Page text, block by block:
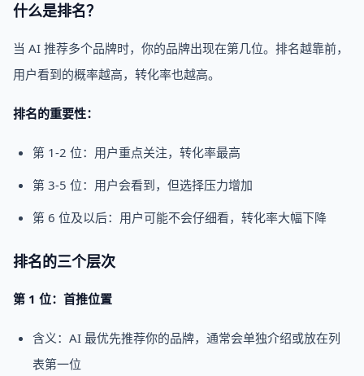
什么是排名？
当 AI 推荐多个品牌时，你的品牌出现在第几位。排名越靠前，
用户看到的概率越高，转化率也越高。
排名的重要性：
第 1-2 位：用户重点关注，转化率最高
第 3-5 位：用户会看到，但选择压力增加
第 6 位及以后：用户可能不会仔细看，转化率大幅下降
排名的三个层次
第 1 位：首推位置
含义：AI 最优先推荐你的品牌，通常会单独介绍或放在列
表第一位